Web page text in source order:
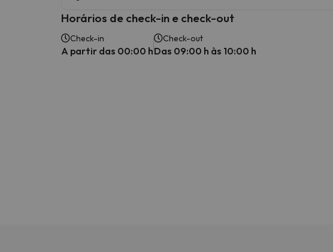
Horários de check-in e check-out
Check-in
A partir das 00:00 h
Check-out
Das 09:00 h às 10:00 h